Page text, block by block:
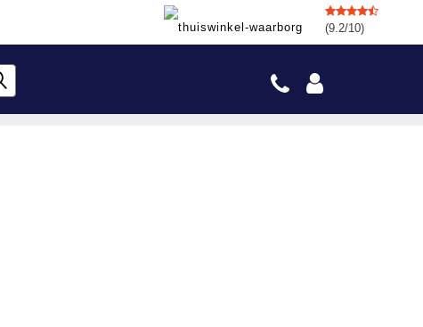
(9.2/10)